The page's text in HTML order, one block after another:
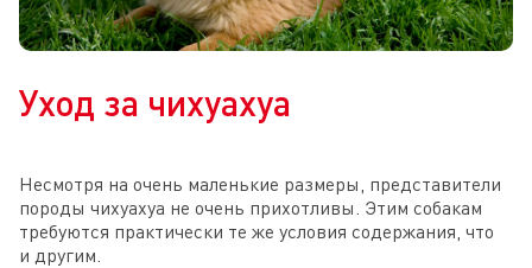
Уход за чихуахуа
Несмотря на очень маленькие размеры, представители
породы чихуахуа не очень прихотливы. Этим собакам
требуются практически те же условия содержания, что
и другим.